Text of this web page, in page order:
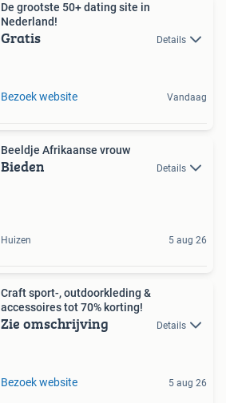
De grootste 50+ dating site in
Nederland!
Gratis Details
Bezoek website Vandaag
Beeldje Afrikaanse vrouw
Bieden Details
Huizen 5 aug 26
Craft sport-, outdoorkleding &
accessoires tot 70% korting!
Zie omschrijving Details
Bezoek website 5 aug 26